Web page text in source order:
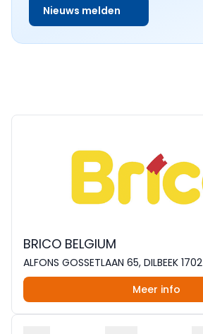
Nieuws melden
BRICO BELGIUM
ALFONS GOSSETLAAN 65, DILBEEK 1702
Meer info